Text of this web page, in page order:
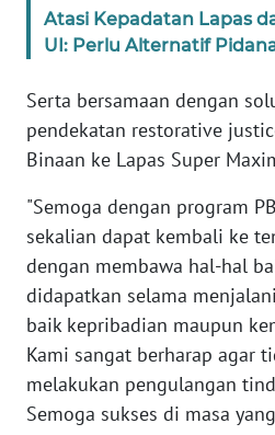
Atasi Kepadatan Lapas
UI: Perlu Alternatif
Serta bersamaan dengan
pendekatan restorative
Binaan ke Lapas Super
"Semoga dengan program
sekalian dapat kembali ke
dengan membawa hal-hal
didapatkan selama
baik kepribadian maupun
Kami sangat berharap agar
melakukan pengulangan
Semoga sukses di masa
WN
SULTRA
WN
WN
SULBAR
WN
BABEL
WN